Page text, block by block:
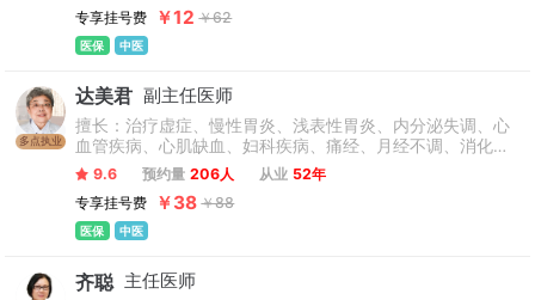
专享挂号费
￥12 ￥62
医保 中医
多点执业
达美君 副主任医师
擅长：治疗虚症、慢性胃炎、浅表性胃炎、内分泌失调、心
血管疾病、心肌缺血、妇科疾病、痛经、月经不调、消化系
统疾病、疑难杂症等。
9.6 预约量 206人 从业 52年
专享挂号费
￥38 ￥88
医保 中医
齐聪 主任医师